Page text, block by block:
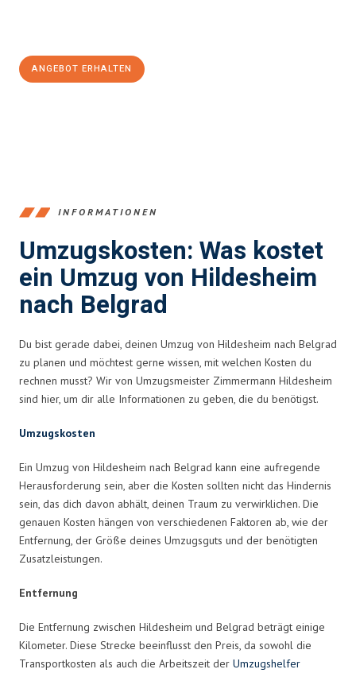
ANGEBOT ERHALTEN
INFORMATIONEN
Umzugskosten: Was kostet
ein Umzug von Hildesheim
nach Belgrad
Du bist gerade dabei, deinen Umzug von Hildesheim nach Belgrad
zu planen und möchtest gerne wissen, mit welchen Kosten du
rechnen musst? Wir von Umzugsmeister Zimmermann Hildesheim
sind hier, um dir alle Informationen zu geben, die du benötigst.
Umzugskosten
Ein Umzug von Hildesheim nach Belgrad kann eine aufregende
Herausforderung sein, aber die Kosten sollten nicht das Hindernis
sein, das dich davon abhält, deinen Traum zu verwirklichen. Die
genauen Kosten hängen von verschiedenen Faktoren ab, wie der
Entfernung, der Größe deines Umzugsguts und der benötigten
Zusatzleistungen.
Entfernung
Die Entfernung zwischen Hildesheim und Belgrad beträgt einige
Kilometer. Diese Strecke beeinflusst den Preis, da sowohl die
Transportkosten als auch die Arbeitszeit der Umzugshelfer